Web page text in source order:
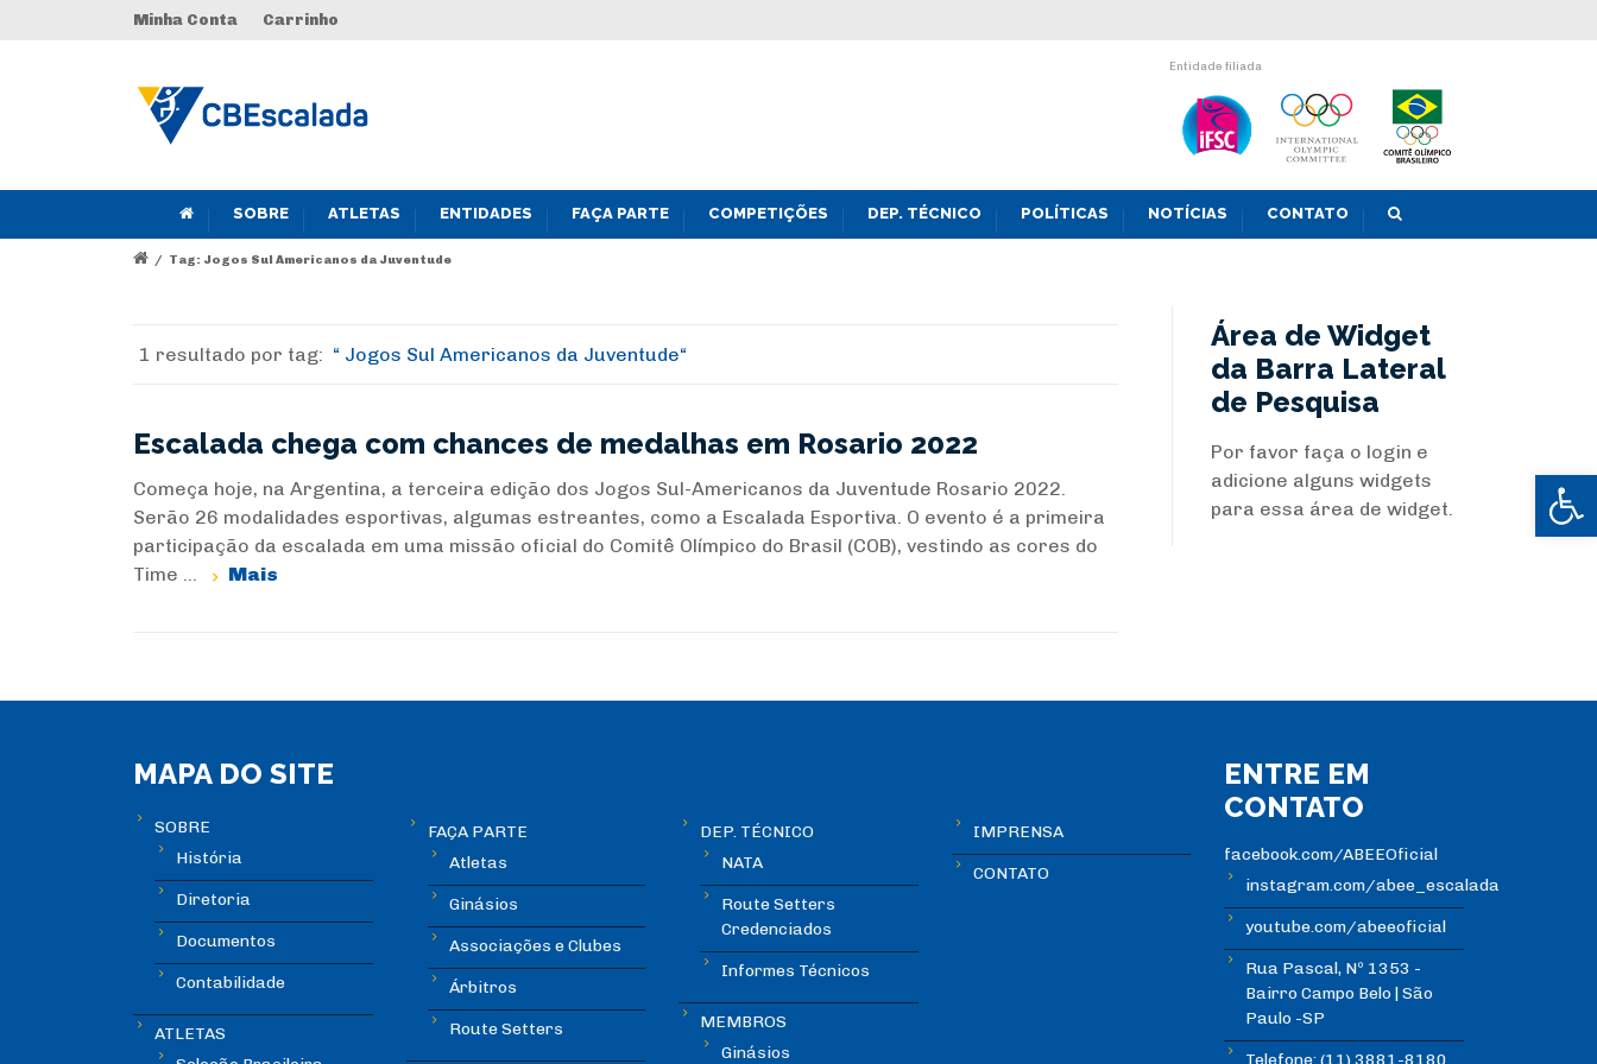
Abrir
Minha Conta Carrinho
Entidade filiada
SOBRE ATLETAS ENTIDADES FAÇA PARTE COMPETIÇÕES DEP. TÉCNICO POLÍTICAS NOTÍCIAS CONTATO
/ Tag: Jogos Sul Americanos da Juventude
1 resultado por tag: Jogos Sul Americanos da Juventude
Escalada chega com chances de medalhas em Rosario 2022
Começa hoje, na Argentina, a terceira edição dos Jogos Sul-Americanos da Juventude Rosario 2022.
Serão 26 modalidades esportivas, algumas estreantes, como a Escalada Esportiva. O evento é a primeira
participação da escalada em uma missão oficial do Comitê Olímpico do Brasil (COB), vestindo as cores do
Time ...
Mais
Área de Widget
da Barra Lateral
de Pesquisa
Por favor faça o login e
adicione alguns widgets
para essa área de widget.
MAPA DO SITE
SOBRE
História
Diretoria
Documentos
Contabilidade
ATLETAS
FAÇA PARTE
Atletas
Ginásios
Associações e Clubes
Árbitros
Route Setters
DEP. TÉCNICO
NATA
Route Setters
Credenciados
Informes Técnicos
MEMBROS
Ginásios
IMPRENSA
CONTATO
ENTRE EM
CONTATO
facebook.com/ABEEOficial
instagram.com/abee_escalada
youtube.com/abeeoficial
Rua Pascal, Nº 1353 -
Bairro Campo Belo | São
Paulo -SP
Telefone: (11) 3881-8180